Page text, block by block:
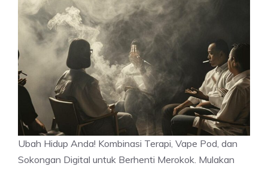
Ubah Hidup Anda! Kombinasi Terapi, Vape Pod, dan
Sokongan Digital untuk Berhenti Merokok. Mulakan